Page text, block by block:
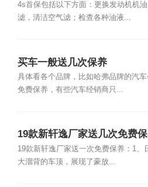
4s首保包括以下方面：更换发动机机
滤，清洁空气滤；检查各种油液...
买车一般送几次保养
具体看各个品牌，比如哈弗品牌的汽
免费保养，有些汽车经销商只...
19款新轩逸厂家送几次免费
19款新轩逸厂家送一次免费保养：1、
大溜背的车顶，展现了豪放...